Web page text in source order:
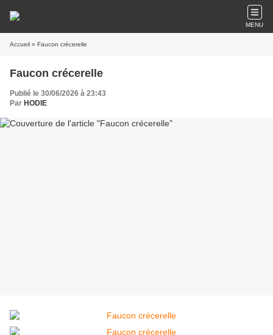
MENU
Accueil » Faucon crécerelle
Faucon crécerelle
Publié le 30/06/2026 à 23:43
Par HODIE